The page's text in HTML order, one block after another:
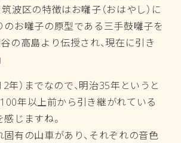
筑波区の特徴はお囃子（おはやし）に
のお囃子の原型である三手鼓囃子を
の高島より伝授され、現在に引き
年）までなので、明治35年というと
年以上前から引き継がれている
感じますね。
固有の山車があり、それぞれの音色